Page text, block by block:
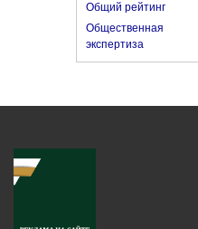
Общий рейтинг
Общественная
экспертиза